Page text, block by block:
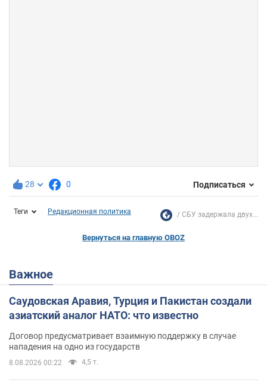
28 0 Подписаться
Теги Редакционная политика СБУ задержала двух...
Вернуться на главную OBOZ
Важное
Саудовская Аравия, Турция и Пакистан создали
азиатский аналог НАТО: что известно
Договор предусматривает взаимную поддержку в случае
нападения на одно из государств
8.08.2026 00:22 4,5 т.